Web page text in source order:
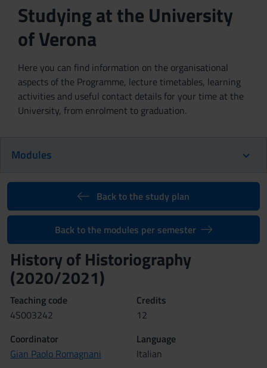
Studying at the University
of Verona
Here you can find information on the organisational
aspects of the Programme, lecture timetables, learning
activities and useful contact details for your time at the
University, from enrolment to graduation.
Modules
Back to the study plan
Back to the modules per semester
History of Historiography
(2020/2021)
Teaching code
4S003242
Credits
12
Coordinator
Gian Paolo Romagnani
Language
Italian